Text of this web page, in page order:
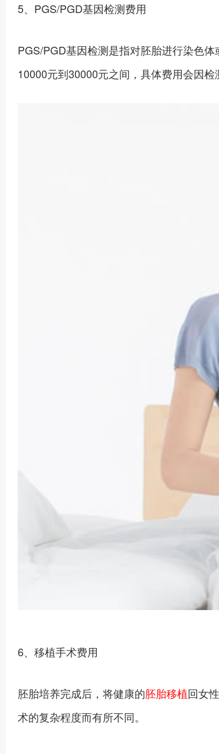
5、PGS/PGD基因检测费用
PGS/PGD基因检测是指对胚胎进行染色
10000元到30000元之间，具体费用会因检
6、移植手术费用
胚胎培养完成后，将健康的胚胎移植回女
术的复杂程度而有所不同。